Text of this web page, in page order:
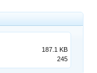
187.1 KB
245